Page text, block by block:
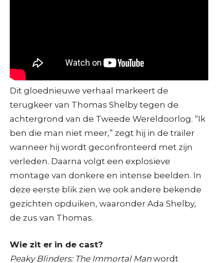
Dit gloednieuwe verhaal markeert de
terugkeer van Thomas Shelby tegen de
achtergrond van de Tweede Wereldoorlog. “Ik
ben die man niet meer,” zegt hij in de trailer
wanneer hij wordt geconfronteerd met zijn
verleden. Daarna volgt een explosieve
montage van donkere en intense beelden. In
deze eerste blik zien we ook andere bekende
gezichten opduiken, waaronder Ada Shelby,
de zus van Thomas.
Wie zit er in de cast?
Peaky Blinders: The Immortal Manwordt